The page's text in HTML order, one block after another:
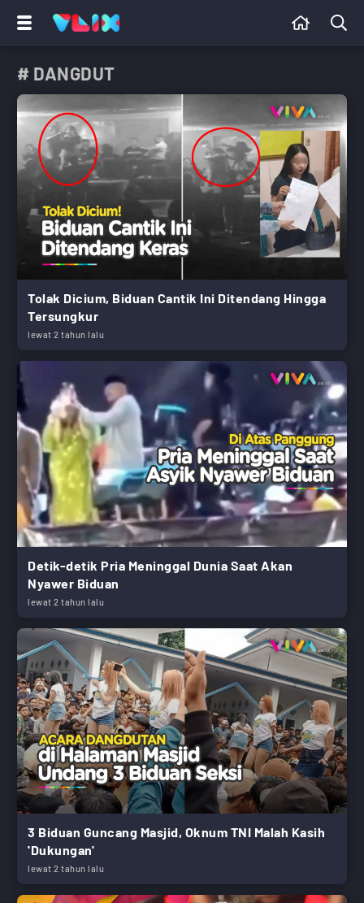
# DANGDUT
Tolak Dicium, Biduan Cantik Ini Ditendang Hingga
Tersungkur
lewat 2 tahun lalu
Detik-detik Pria Meninggal Dunia Saat Akan
Nyawer Biduan
lewat 2 tahun lalu
3 Biduan Guncang Masjid, Oknum TNI Malah Kasih
'Dukungan'
lewat 2 tahun lalu